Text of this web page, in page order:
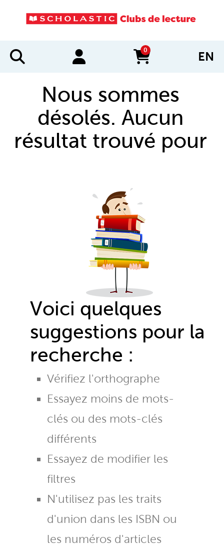
0
items in cart EN
Nous sommes
désolés. Aucun
résultat trouvé pour
Voici quelques
suggestions pour la
recherche :
Vérifiez l'orthographe
Essayez moins de mots-
clés ou des mots-clés
différents
Essayez de modifier les
filtres
N'utilisez pas les traits
d'union dans les ISBN ou
les numéros d'articles